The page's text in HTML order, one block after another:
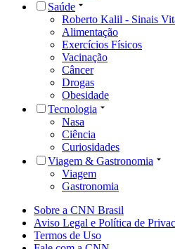
Saúde
Roberto Kalil - Sinais
Alimentação
Exercícios Físicos
Vacinação
Câncer
Drogas
Obesidade
Tecnologia
Nasa
Ciência
Curiosidades
Viagem & Gastronomia
Viagem
Gastronomia
Sobre a CNN Brasil
Aviso Legal e Política de
Termos de Uso